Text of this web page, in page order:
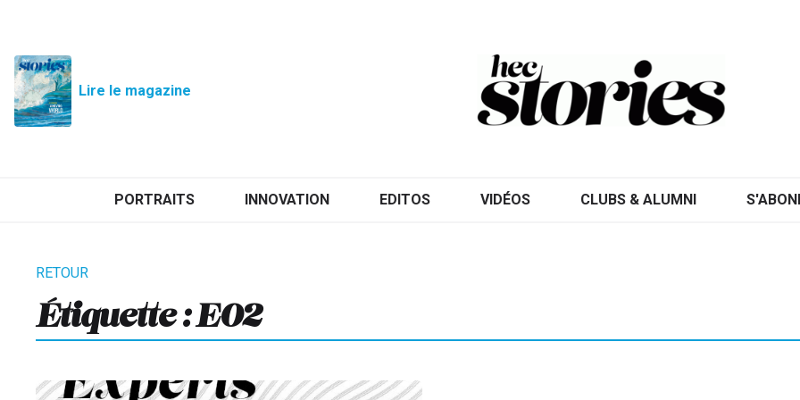
Lire le magazine
PORTRAITS INNOVATION EDITOS VIDÉOS CLUBS & ALUMNI
Étiquette : E02